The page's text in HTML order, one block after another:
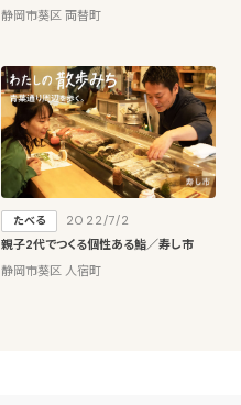
静岡市葵区 両替町
たべる
2022/7/2
親子2代でつくる個性ある鮨／寿し市
静岡市葵区 人宿町